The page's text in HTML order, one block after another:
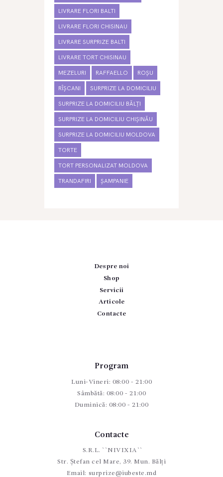
LIVRARE FLORI BALTI
LIVRARE FLORI CHISINAU
LIVRARE SURPRIZE BALTI
LIVRARE TORT CHISINAU
MEZELURI RAFFAELLO ROȘU
RÎȘCANI SURPRIZE LA DOMICILIU
SURPRIZE LA DOMICILIU BĂLȚI
SURPRIZE LA DOMICILIU CHIȘINĂU
SURPRIZE LA DOMICILIU MOLDOVA
TORTE
TORT PERSONALIZAT MOLDOVA
TRANDAFIRI ȘAMPANIE
Despre noi
Shop
Servicii
Articole
Contacte
Program
Luni-Vineri: 08:00 - 21:00
Sâmbătă: 08:00 - 21:00
Duminică: 08:00 - 21:00
Contacte
S.R.L. ``NIVIXIA``
Str. Ștefan cel Mare, 39. Mun. Bălți
Email: surprize@iubeste.md